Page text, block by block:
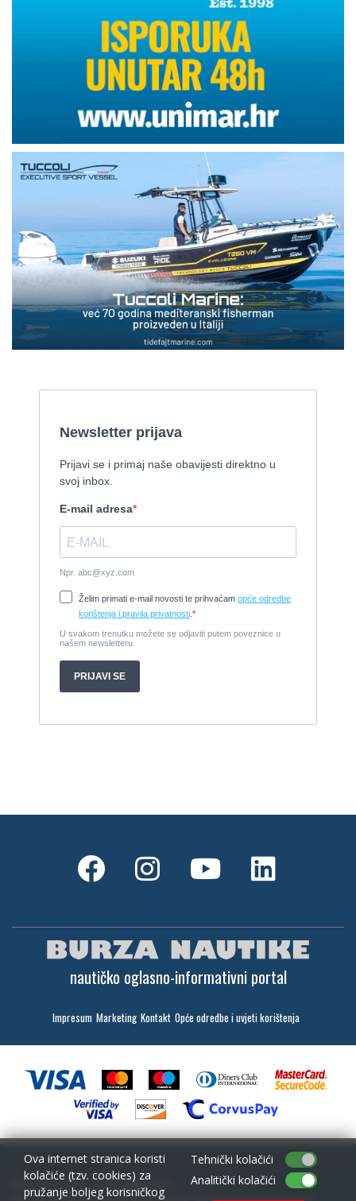
nautičko oglasno-informativni portal
Impresum Marketing Kontakt Opće odredbe i uvjeti korištenja
Copyright (c) 2001 - 2026,Lantina d.o.o.
Ova internet stranica koristi
kolačiće (tzv. cookies) za
pružanje boljeg korisničkog
Tehnički kolačići
Analitički kolačići